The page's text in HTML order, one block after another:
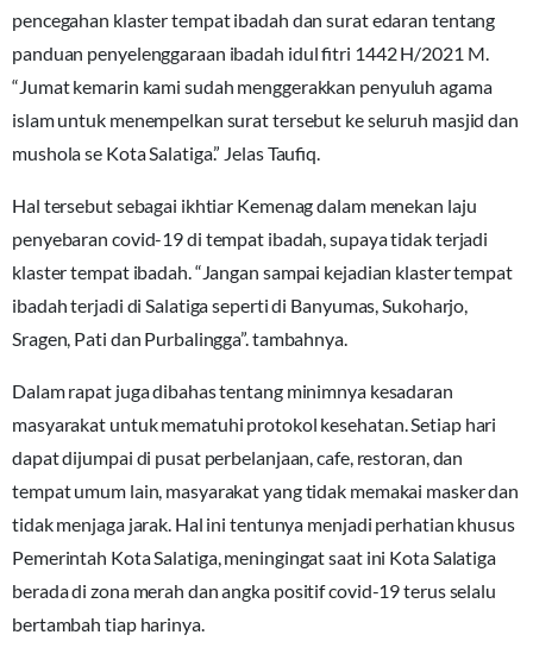
pencegahan klaster tempat ibadah dan surat edaran tentang
panduan penyelenggaraan ibadah idul fitri 1442 H/2021 M.
“Jumat kemarin kami sudah menggerakkan penyuluh agama
islam untuk menempelkan surat tersebut ke seluruh masjid dan
mushola se Kota Salatiga.” Jelas Taufiq.
Hal tersebut sebagai ikhtiar Kemenag dalam menekan laju
penyebaran covid-19 di tempat ibadah, supaya tidak terjadi
klaster tempat ibadah. “Jangan sampai kejadian klaster tempat
ibadah terjadi di Salatiga seperti di Banyumas, Sukoharjo,
Sragen, Pati dan Purbalingga”. tambahnya.
Dalam rapat juga dibahas tentang minimnya kesadaran
masyarakat untuk mematuhi protokol kesehatan. Setiap hari
dapat dijumpai di pusat perbelanjaan, cafe, restoran, dan
tempat umum lain, masyarakat yang tidak memakai masker dan
tidak menjaga jarak. Hal ini tentunya menjadi perhatian khusus
Pemerintah Kota Salatiga, meningingat saat ini Kota Salatiga
berada di zona merah dan angka positif covid-19 terus selalu
bertambah tiap harinya.